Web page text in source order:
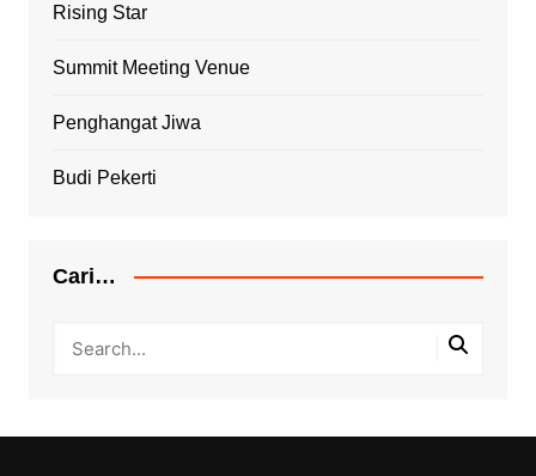
Rising Star
Summit Meeting Venue
Penghangat Jiwa
Budi Pekerti
Cari…